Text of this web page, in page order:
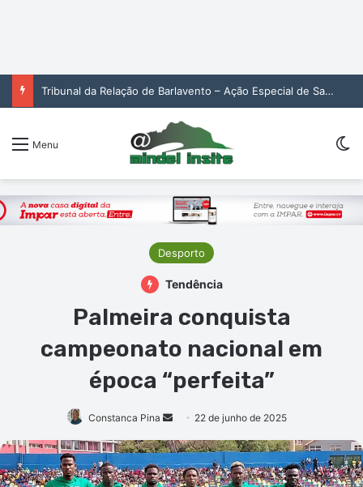
Tribunal da Relação de Barlavento – Ação Especial de Sandra Helena Monteiro Lima (2. pub)
Menu
Desporto
Tendência
Palmeira conquista
campeonato nacional em
época “perfeita”
Constanca Pina
Mande
e-
mail
22 de junho de 2025